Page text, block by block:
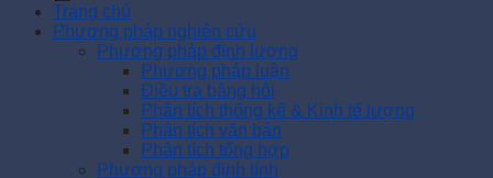
Trang chủ
Phương pháp nghiên cứu
Phương pháp định lượng
Phương pháp luận
Điều tra bảng hỏi
Phân tích thống kê & Kinh tế lượng
Phân tích văn bản
Phân tích tổng hợp
Phương pháp định tính